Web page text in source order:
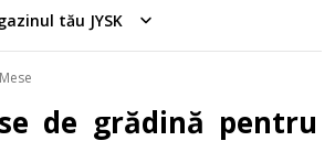
tău JYSK
Mese
de grădină pentru